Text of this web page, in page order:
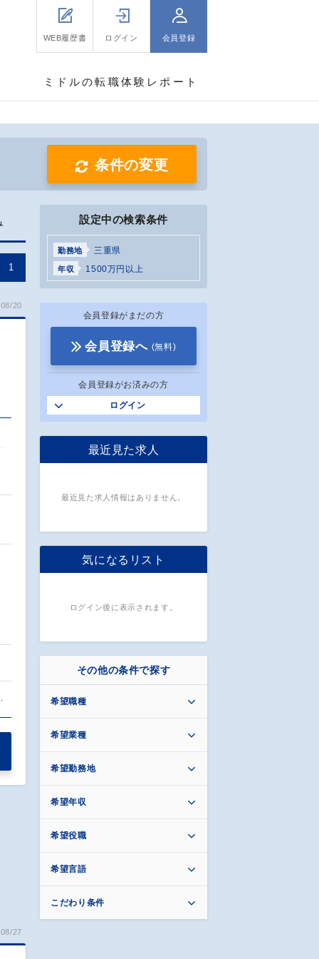
WEB履歴書 ログイン 会員登録
ミドルの転職体験レポート
条件の変更
1
20
27
設定中の検索条件
勤務地 三重県
年収 1500万円以上
会員登録がまだの方
会員登録へ (無料)
会員登録がお済みの方
ログイン
最近見た求人
最近見た求人情報はありません。
気になるリスト
ログイン後に表示されます。
その他の条件で探す
希望職種
希望業種
希望勤務地
希望年収
希望役職
希望言語
こだわり条件